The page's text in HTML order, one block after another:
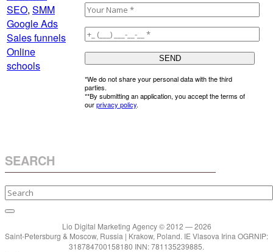
SEO, SMM
Google Ads
Sales funnels
Online
schools
*We do not share your personal data with the third
parties.
**By submitting an application, you accept the terms of
ourprivacy policy.
SEARCH
Lio Digital Marketing Agency © 2012 — 2026
Saint-Petersburg & Moscow, Russia | Krakow, Poland. IE Vlasova Irina OGRNIP:
318784700158180 INN: 781135239885.